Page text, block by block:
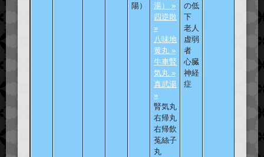
陽）
湯） »
四逆散
»
八味地
黄丸 »
牛車腎
気丸 »
真武湯
»
腎気丸
右帰丸
右帰飲
菟絲子
丸
の低
下
老人
虚弱
者
心臓
神経
症